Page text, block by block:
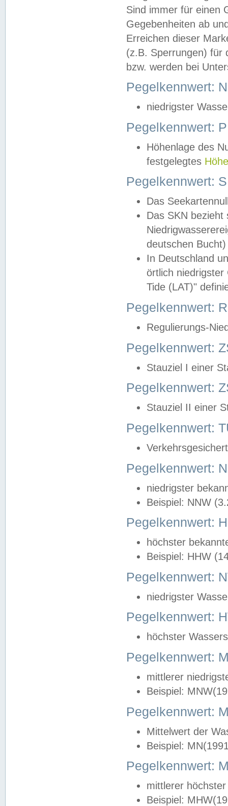
Sind immer für einen
Gegebenheiten ab
Erreichen dieser
(z.B. Sperrungen) für
bzw. werden bei
Pegelkennwert:
niedrigster
Pegelkennwert:
Höhenlage des
festgelegtes
Pegelkennwert:
Das
Das SKN
deutschen
In Deutschland
örtlich
Tide (LAT)"
Pegelkennwert:
Regulierungs-
Pegelkennwert:
Stauziel I einer
Pegelkennwert:
Stauziel II einer
Pegelkennwert:
Pegelkennwert:
niedrigster
Beispiel: NNW
Pegelkennwert:
höchster
Beispiel: HHW
Pegelkennwert:
niedrigster
Pegelkennwert:
höchster
Pegelkennwert:
mittlerer
Beispiel:
Pegelkennwert:
Mittelwert der
Beispiel:
Pegelkennwert:
mittlerer
Beispiel: